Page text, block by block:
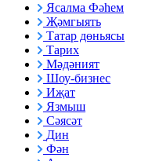
Ясалма Фәһем
Җәмгыять
Татар дөньясы
Тарих
Мәдәният
Шоу-бизнес
Иҗат
Язмыш
Сәясәт
Дин
Фән